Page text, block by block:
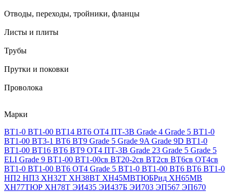
Отводы, переходы, тройники, фланцы
Листы и плиты
Трубы
Прутки и поковки
Проволока
Марки
ВТ1-0 ВТ1-00 ВТ14 ВТ6 ОТ4 ПТ-3В Grade 4 Grade 5 ВТ1-0
ВТ1-00 ВТ3-1 ВТ6 ВТ9 Grade 5 Grade 9A Grade 9D ВТ1-0
ВТ1-00 ВТ16 ВТ6 ВТ9 ОТ4 ПТ-3В Grade 23 Grade 5 Grade 5
ELI Grade 9 ВТ1-00 ВТ1-00св ВТ20-2св ВТ2св ВТ6св ОТ4св
ВТ1-0 ВТ1-00 ВТ6 ОТ4 Grade 5 ВТ1-0 ВТ1-00 ВТ6 ВТ6 ВТ1-0
НП2 НП3 ХН32Т ХН38ВТ ХН45МВТЮБРид ХН65МВ
ХН77ТЮР ХН78Т ЭИ435 ЭИ437Б ЭИ703 ЭП567 ЭП670